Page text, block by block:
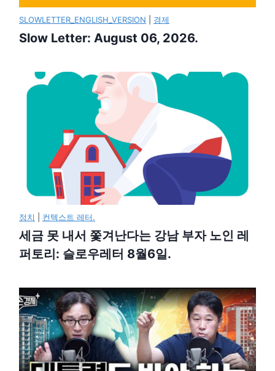
SLOWLETTER_ENGLISH_VERSION 경제
Slow Letter: August 06, 2026.
정치 컨텍스트 레터.
세금 못 내서 쫓겨난다는 강남 부자 노인 레
퍼토리: 슬로우레터 8월6일.